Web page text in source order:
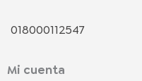
a
c
n
s
i
n
018000112547
Mi cuenta